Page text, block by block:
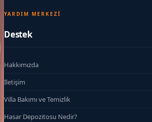
YARDIM MERKEZI
Destek
Hakkımızda
İletişim
Villa Bakımı ve Temizlik
Hasar Depozitosu Nedir?